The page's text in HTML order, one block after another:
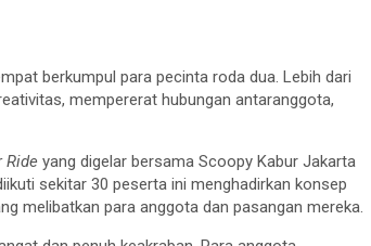
berkumpul para pecinta roda dua. Lebih dari
mempererat hubungan antaranggota,
Ride yang digelar bersama Scoopy Kabur Jakarta
sekitar 30 peserta ini menghadirkan konsep
melibatkan para anggota dan pasangan mereka.